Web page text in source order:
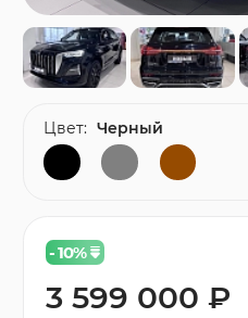
- 10%
3 599 000 ₽
Цвет: Черный